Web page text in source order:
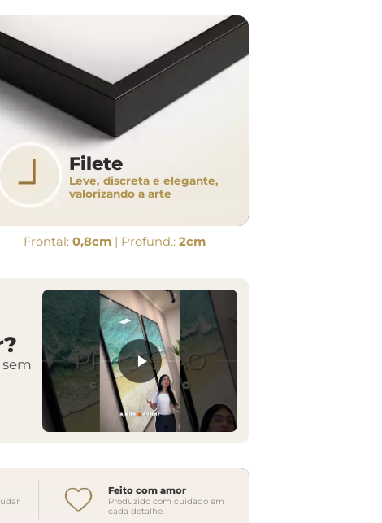
Filete
Leve, discreta e elegante,
valorizando a arte
Frontal:0,8cm | Profund.:2cm
Feito com amor
Produzido com cuidado em
cada detalhe.